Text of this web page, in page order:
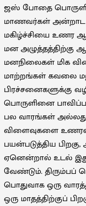
ஜஸ் போதை
மாணவர்கள் அன்றாட
மகிழ்ச்சியை உணர
மன அழுத்தத்திற்கு
மனநிலைகள் மிக
மாற்றங்கள் கவலை
பிரச்சனைகளுக்கு
பொருளினை
பல வாரங்கள்
விளைவுகளை
பயன்படுத்திய
ஏனென்றால் உடல்
வேண்டும். திரும்பப்
பொதுவாக ஒரு
ஒரு மாதத்திற்குப்